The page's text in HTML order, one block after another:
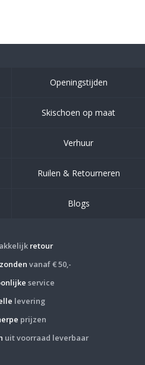
Openingstijden
Skischoen op maat
Verhuur
Ruilen & Retourneren
Blogs
retour
vanaf € 50,-
service
levering
prijzen
uit voorraad leverbaar